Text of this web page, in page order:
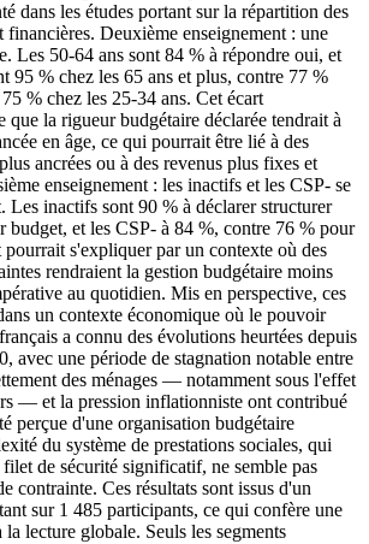
dans les études portant sur la répartition des
financières. Deuxième enseignement : une
Les 50-64 ans sont 84 % à répondre oui, et
95 % chez les 65 ans et plus, contre 77 %
% chez les 25-34 ans. Cet écart
que la rigueur budgétaire déclarée tendrait à
en âge, ce qui pourrait être lié à des
ancrées ou à des revenus plus fixes et
enseignement : les inactifs et les CSP- se
Les inactifs sont 90 % à déclarer structurer
budget, et les CSP- à 84 %, contre 76 % pour
pourrait s'expliquer par un contexte où des
rendraient la gestion budgétaire moins
au quotidien. Mis en perspective, ces
un contexte économique où le pouvoir
a connu des évolutions heurtées depuis
avec une période de stagnation notable entre
des ménages — notamment sous l'effet
— et la pression inflationniste ont contribué
perçue d'une organisation budgétaire
du système de prestations sociales, qui
de sécurité significatif, ne semble pas
contrainte. Ces résultats sont issus d'un
sur 1 485 participants, ce qui confère une
la lecture globale. Seuls les segments